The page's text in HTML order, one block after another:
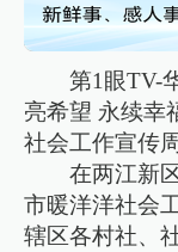
第1眼TV-
亮希望 永续幸
社会工作宣传
在两江新
市暖洋洋社会
辖区各村社、